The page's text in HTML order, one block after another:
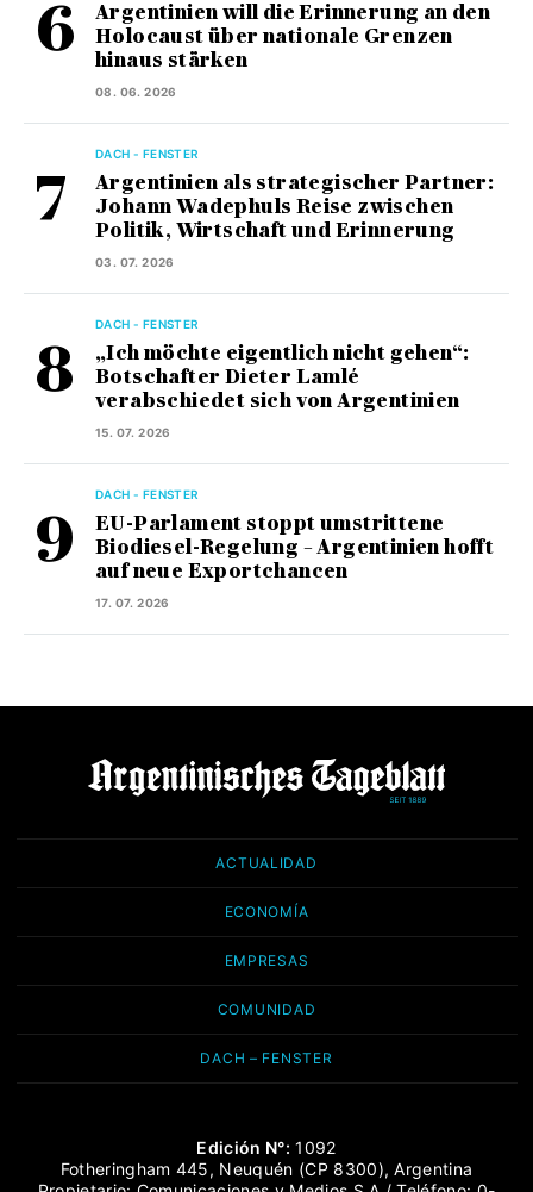
Argentinien will die Erinnerung an den
Holocaust über nationale Grenzen
hinaus stärken
08. 06. 2026
DACH - FENSTER
Argentinien als strategischer Partner:
Johann Wadephuls Reise zwischen
Politik, Wirtschaft und Erinnerung
03. 07. 2026
DACH - FENSTER
„Ich möchte eigentlich nicht gehen“:
Botschafter Dieter Lamlé
verabschiedet sich von Argentinien
15. 07. 2026
DACH - FENSTER
EU-Parlament stoppt umstrittene
Biodiesel-Regelung – Argentinien hofft
auf neue Exportchancen
17. 07. 2026
ACTUALIDAD
ECONOMÍA
EMPRESAS
COMUNIDAD
DACH – FENSTER
Edición N°: 1092
Fotheringham 445, Neuquén (CP 8300), Argentina